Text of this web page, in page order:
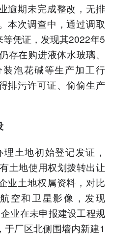
逾期未完成整改，无排
本次调查中，通过调取
凭证，发现其2022年5
存在购进液体水玻璃、
泡花碱等生产加工行
排污许可证、偷偷生产
土地初始登记发证，
土地使用权划拨转出让
业土地权属资料，对比
空和卫星影像，发现
业在未申报建设工程规
厂区北侧围墙内新建1